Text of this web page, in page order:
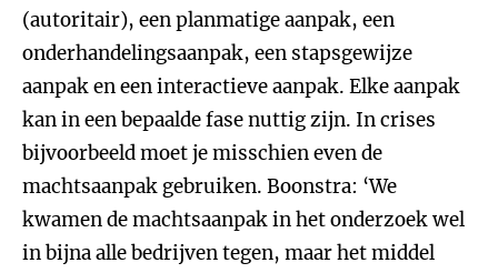
(autoritair), een planmatige aanpak, een
onderhandelingsaanpak, een stapsgewijze
aanpak en een interactieve aanpak. Elke aanpak
kan in een bepaalde fase nuttig zijn. In crises
bijvoorbeeld moet je misschien even de
machtsaanpak gebruiken. Boonstra: ‘We
kwamen de machtsaanpak in het onderzoek wel
in bijna alle bedrijven tegen, maar het middel